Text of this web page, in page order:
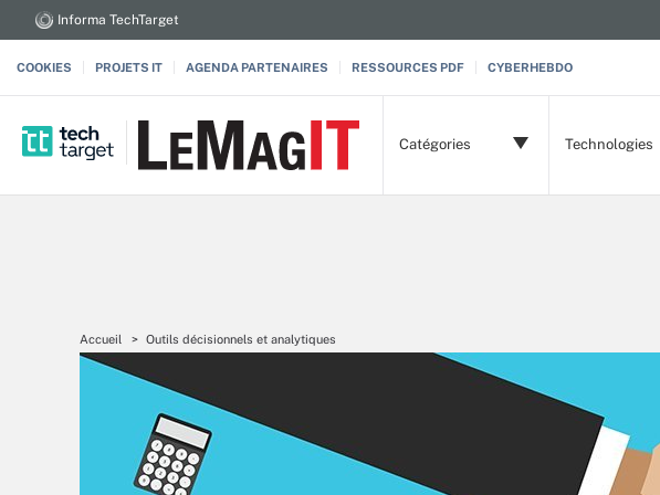
Informa TechTarget
COOKIES PROJETS IT AGENDA PARTENAIRES RESSOURCES PDF CYBERHEBDO
Catégories Technologies
Accueil Outils décisionnels et analytiques